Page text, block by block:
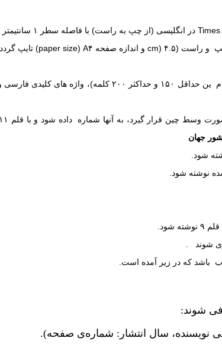
در انگلیسی (از چپ به راست) با فاصله سطر ۱ سانتیمتر نوشته شود
و راست (۴.۵ cm) و اندازه صفحه (paper size) A۴ تایپ گردد
وسط چین قرار گیرد، به آنها شماره داده شود و با قلم ۱۱ پرشده
شود
شود
شوند
باشد که در زیر آمده است.
شوند:
نویسنده، سال انتشار: شماره‌ی ­صفحه).